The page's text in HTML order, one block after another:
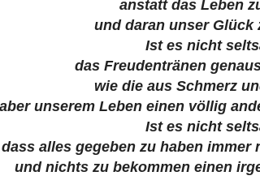
anstatt das Leben
und daran unser Glück
Ist es nicht
das Freudentränen
wie die aus Schmerz
unserem Leben einen völlig
Ist es nicht
dass alles gegeben zu haben immer
und nichts zu bekommen einen